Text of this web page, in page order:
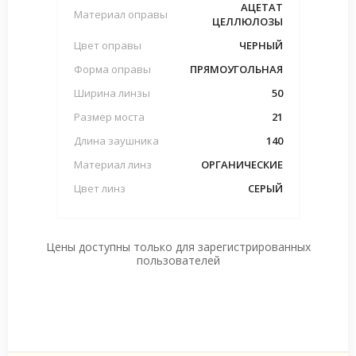
Материал оправы
АЦЕТАТ
ЦЕЛЛЮЛОЗЫ
Цвет оправы
ЧЕРНЫЙ
Форма оправы
ПРЯМОУГОЛЬНАЯ
Ширина линзы
50
Размер моста
21
Длина заушника
140
Материал линз
ОРГАНИЧЕСКИЕ
Цвет линз
СЕРЫЙ
Цены доступны только для зарегистрированных
пользователей